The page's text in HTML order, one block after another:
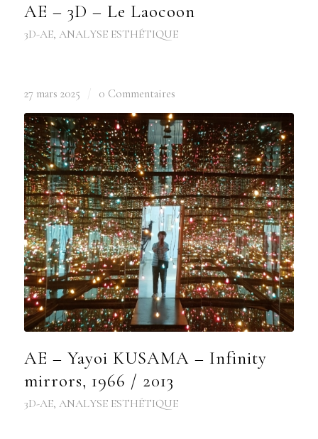
AE – 3D – Le Laocoon
3D-AE, ANALYSE ESTHÉTIQUE
27 mars 2025 0 Commentaires
AE – Yayoi KUSAMA – Infinity
mirrors, 1966 / 2013
3D-AE, ANALYSE ESTHÉTIQUE